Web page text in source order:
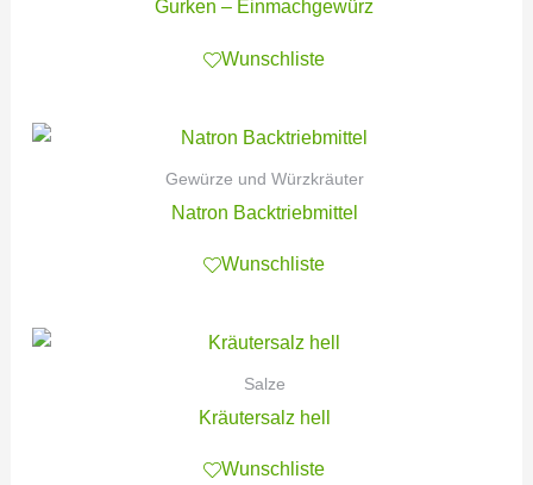
Gurken – Einmachgewürz
Wunschliste
Gewürze und Würzkräuter
Natron Backtriebmittel
Wunschliste
Salze
Kräutersalz hell
Wunschliste